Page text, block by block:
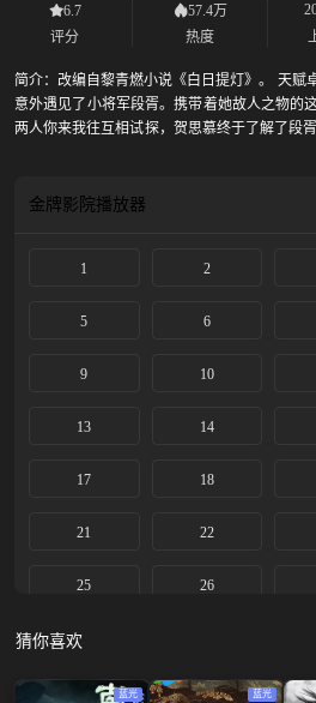
6.7
评分
57.4万
热度
简介：改编自黎青燃小说《白日提灯》。 天赋
意外遇见了小将军段胥。携带着她故人之物的
两人你来我往互相试探，贺思慕终于了解了段
金牌影院播放器
1 2
5 6
9 10
13 14
17 18
21 22
25 26
29
34
猜你喜欢
蓝光 蓝光